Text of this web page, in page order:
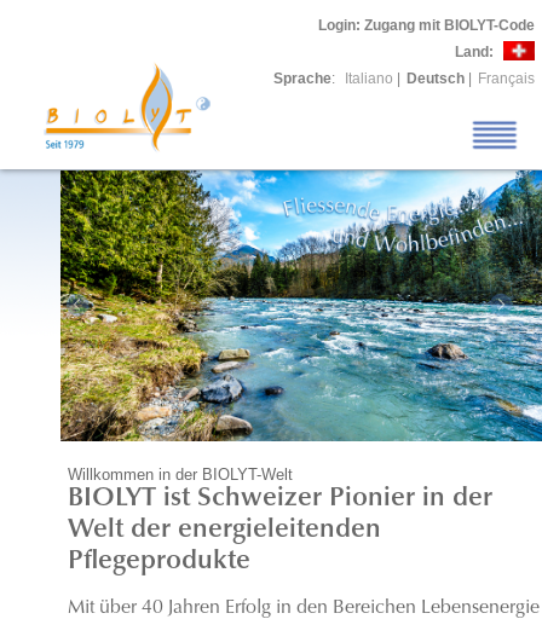
Login: Zugang mit BIOLYT-Code
Land:
Sprache: Italiano Deutsch Français
Willkommen in der BIOLYT-Welt
BIOLYT ist Schweizer Pionier in der
Welt der energieleitenden
Pflegeprodukte
Mit über 40 Jahren Erfolg in den Bereichen Lebensenergie